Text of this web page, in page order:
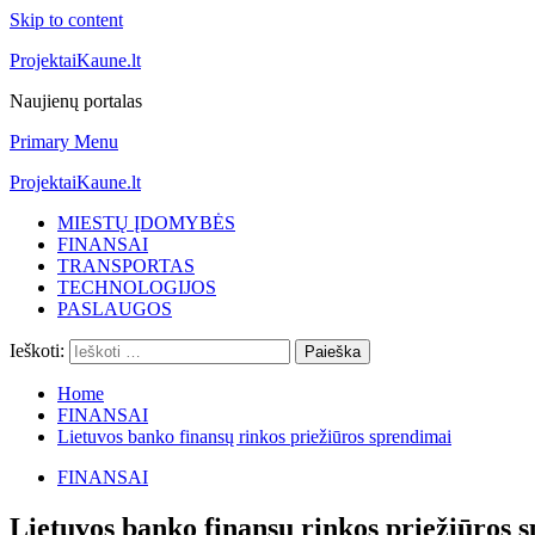
Skip to content
ProjektaiKaune.lt
Naujienų portalas
Primary Menu
ProjektaiKaune.lt
MIESTŲ ĮDOMYBĖS
FINANSAI
TRANSPORTAS
TECHNOLOGIJOS
PASLAUGOS
Ieškoti:
Home
FINANSAI
Lietuvos banko finansų rinkos priežiūros sprendimai
FINANSAI
Lietuvos banko finansų rinkos priežiūros